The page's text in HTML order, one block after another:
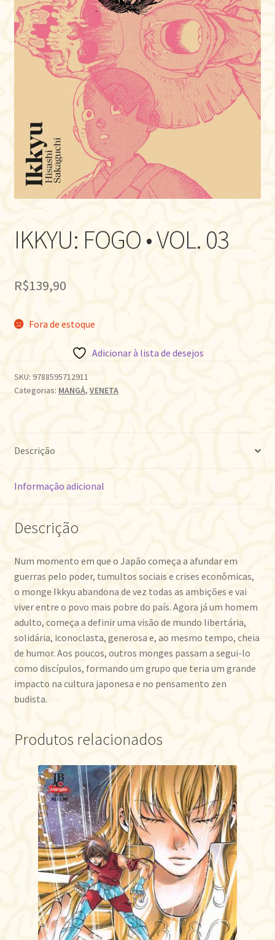
IKKYU: FOGO • VOL. 03
R$139,90
Fora de estoque
Adicionar à lista de desejos
SKU: 9788595712911
Categorias: MANGÁ, VENETA
Descrição
Informação adicional
Descrição
Num momento em que o Japão começa a afundar em
guerras pelo poder, tumultos sociais e crises econômicas,
o monge Ikkyu abandona de vez todas as ambições e vai
viver entre o povo mais pobre do país. Agora já um homem
adulto, começa a definir uma visão de mundo libertária,
solidária, iconoclasta, generosa e, ao mesmo tempo, cheia
de humor. Aos poucos, outros monges passam a segui-lo
como discípulos, formando um grupo que teria um grande
impacto na cultura japonesa e no pensamento zen
budista.
Produtos relacionados